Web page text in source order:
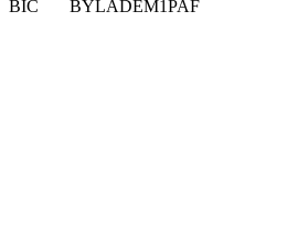
BIC BYLADEM1PAF